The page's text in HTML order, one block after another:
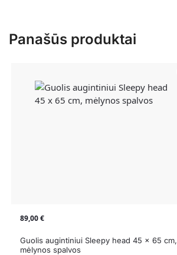
Panašūs produktai
89,00€
Guolis augintiniui Sleepy head 45 x 65 cm,
mėlynos spalvos